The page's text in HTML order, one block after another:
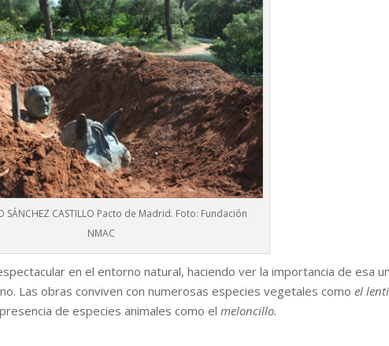
SÁNCHEZ CASTILLO Pacto de Madrid. Foto: Fundación
NMAC
en el entorno natural, haciendo ver la importancia de esa
Las obras conviven con numerosas especies vegetales comoel
de especies animales como elmeloncillo.